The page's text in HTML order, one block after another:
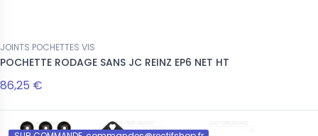
JOINTS POCHETTES VIS
POCHETTE RODAGE SANS JC REINZ EP6 NET HT
86,25 €